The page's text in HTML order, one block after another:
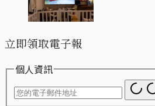
立即領取電子報
個人資訊